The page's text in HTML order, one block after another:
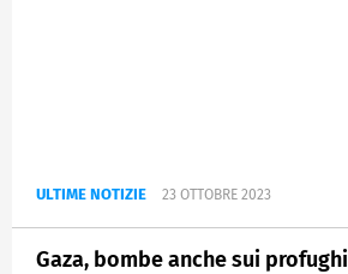
ULTIME NOTIZIE 23 OTTOBRE 2023
Gaza, bombe anche sui profughi